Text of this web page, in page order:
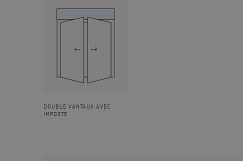
DOUBLE VANTAUX AVEC
IMPOSTE